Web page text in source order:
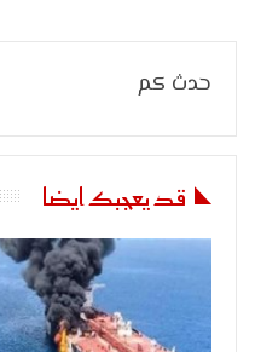
حدث كم
قد يعجبك ايضا